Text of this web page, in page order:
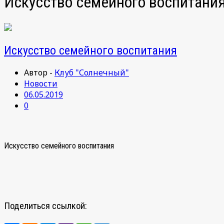
Искусство семейного воспитания
Автор - Клуб "Солнечный"
Новости
06.05.2019
0
Искусство семейного воспитания
Поделиться ссылкой: